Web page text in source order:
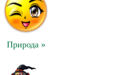
Природа »